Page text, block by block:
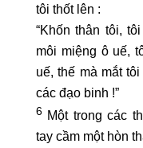
tôi thốt lên :
“Khốn thân tôi,
môi miệng ô uế,
uế, thế mà mắt
các đạo binh !”
6 Một trong các
tay cầm một hòn